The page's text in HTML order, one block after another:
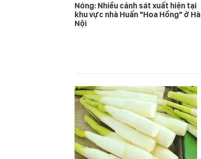
Nóng: Nhiều cảnh sát xuất hiện tại
khu vực nhà Huấn "Hoa Hồng" ở Hà
Nội